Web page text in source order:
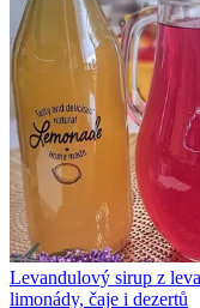
Levandulový sirup z
limonády, čaje i dezertů